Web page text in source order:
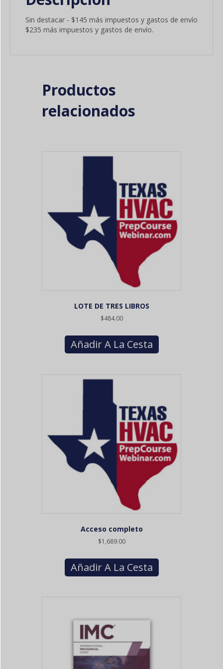
Sin destacar - $145 más impuestos y gastos de envío
$235 más impuestos y gastos de envío.
Productos
relacionados
LOTE DE TRES LIBROS
$484.00
Añadir A La Cesta
Acceso completo
$1,689.00
Añadir A La Cesta